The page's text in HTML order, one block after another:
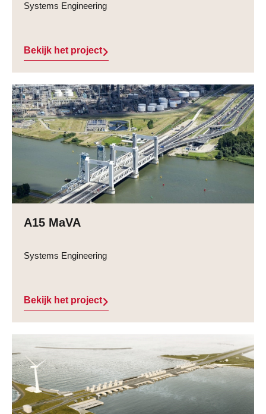
Systems Engineering
Bekijk het project
A15 MaVA
Systems Engineering
Bekijk het project